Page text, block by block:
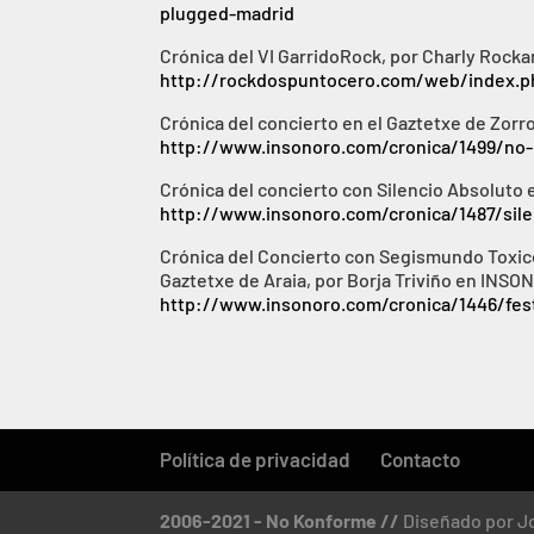
plugged-madrid
Crónica del VI GarridoRock, por Charly
http://rockdospuntocero.com/web/
Crónica del concierto en el Gaztetxe de
http://www.insonoro.com/cronica/1499/
Crónica del concierto con Silencio Absoluto
http://www.insonoro.com/cronica/1487/
Crónica del Concierto con Segismundo
Gaztetxe de Araia, por Borja Triviño en
http://www.insonoro.com/cronica/1446/
Política de privacidad Contacto
2006-2021 - No Konforme // Diseñado por